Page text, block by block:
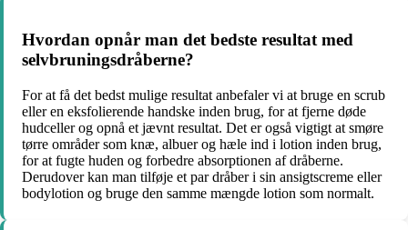
Hvordan opnår man det bedste resultat med
selvbruningsdråberne?
For at få det bedst mulige resultat anbefaler vi at bruge en scrub
eller en eksfolierende handske inden brug, for at fjerne døde
hudceller og opnå et jævnt resultat. Det er også vigtigt at smøre
tørre områder som knæ, albuer og hæle ind i lotion inden brug,
for at fugte huden og forbedre absorptionen af dråberne.
Derudover kan man tilføje et par dråber i sin ansigtscreme eller
bodylotion og bruge den samme mængde lotion som normalt.